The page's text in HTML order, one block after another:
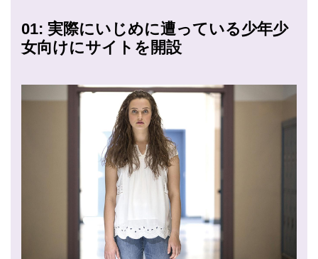
01: 実際にいじめに遭っている少年少
女向けにサイトを開設